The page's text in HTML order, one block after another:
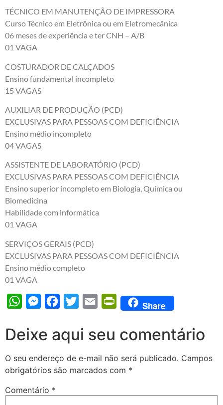
TÉCNICO EM MANUTENÇÃO DE IMPRESSORA
Curso Técnico em Eletrônica ou em Eletromecânica
06 meses de experiência e ter CNH – A/B
01 VAGA
COSTURADOR DE CALÇADOS
Ensino fundamental incompleto
15 VAGAS
AUXILIAR DE PRODUÇÃO (PCD)
EXCLUSIVAS PARA PESSOAS COM DEFICIÊNCIA
Ensino médio incompleto
04 VAGAS
ASSISTENTE DE LABORATÓRIO (PCD)
EXCLUSIVAS PARA PESSOAS COM DEFICIÊNCIA
Ensino superior incompleto em Biologia, Química ou
Biomedicina
Habilidade com informática
01 VAGA
SERVIÇOS GERAIS (PCD)
EXCLUSIVAS PARA PESSOAS COM DEFICIÊNCIA
Ensino médio completo
01 VAGA
WhatsAppMessengerFacebook
Twitter Email PrintFriendly
Share
Deixe aqui seu comentário
O seu endereço de e-mail não será publicado. Campos
obrigatórios são marcados com *
Comentário *